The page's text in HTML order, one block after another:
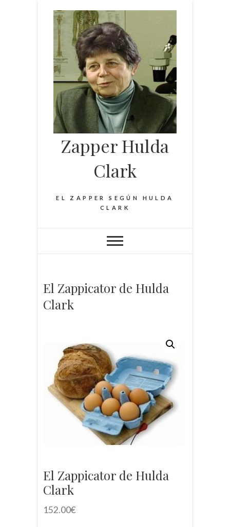
contenido
Zapper Hulda
Clark
EL ZAPPER SEGÚN HULDA
CLARK
El Zappicator de Hulda
Clark
El Zappicator de Hulda
Clark
152.00€